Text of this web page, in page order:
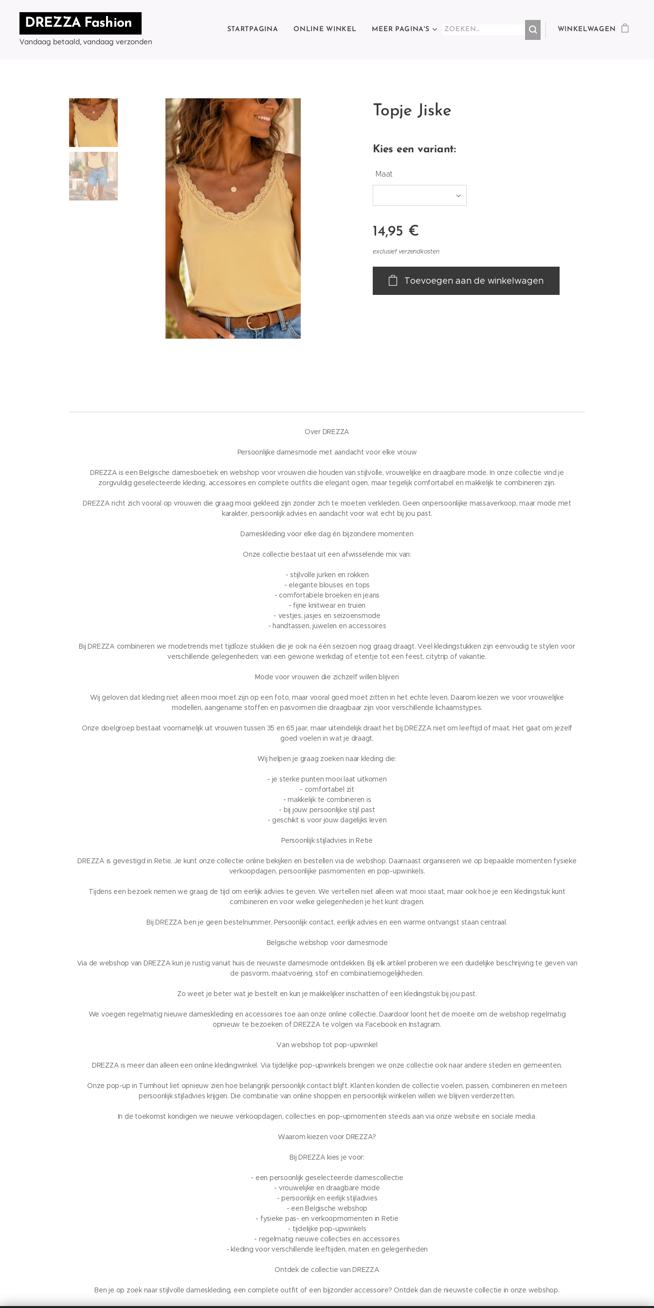
DREZZA Fashion
Vandaag betaald, vandaag verzonden
STARTPAGINA ONLINE WINKEL MEER PAGINA'S WINKELWAGEN
Topje Jiske
Kies een variant:
Maat
14,95 €
exclusief verzendkosten
Toevoegen aan de winkelwagen
Over DREZZA
Persoonlijke damesmode met aandacht voor elke vrouw
DREZZA is een Belgische damesboetiek en webshop voor vrouwen die houden van stijlvolle, vrouwelijke en draagbare mode. In onze collectie vind je
zorgvuldig geselecteerde kleding, accessoires en complete outfits die elegant ogen, maar tegelijk comfortabel en makkelijk te combineren zijn.
DREZZA richt zich vooral op vrouwen die graag mooi gekleed zijn zonder zich te moeten verkleden. Geen onpersoonlijke massaverkoop, maar mode met
karakter, persoonlijk advies en aandacht voor wat echt bij jou past.
Dameskleding voor elke dag én bijzondere momenten
Onze collectie bestaat uit een afwisselende mix van:
- stijlvolle jurken en rokken
- elegante blouses en tops
- comfortabele broeken en jeans
- fijne knitwear en truien
- vestjes, jasjes en seizoensmode
- handtassen, juwelen en accessoires
Bij DREZZA combineren we modetrends met tijdloze stukken die je ook na één seizoen nog graag draagt. Veel kledingstukken zijn eenvoudig te stylen voor
verschillende gelegenheden: van een gewone werkdag of etentje tot een feest, citytrip of vakantie.
Mode voor vrouwen die zichzelf willen blijven
Wij geloven dat kleding niet alleen mooi moet zijn op een foto, maar vooral goed moet zitten in het echte leven. Daarom kiezen we voor vrouwelijke
modellen, aangename stoffen en pasvormen die draagbaar zijn voor verschillende lichaamstypes.
Onze doelgroep bestaat voornamelijk uit vrouwen tussen 35 en 65 jaar, maar uiteindelijk draait het bij DREZZA niet om leeftijd of maat. Het gaat om jezelf
goed voelen in wat je draagt.
Wij helpen je graag zoeken naar kleding die:
- je sterke punten mooi laat uitkomen
- comfortabel zit
- makkelijk te combineren is
- bij jouw persoonlijke stijl past
- geschikt is voor jouw dagelijks leven
Persoonlijk stijladvies in Retie
DREZZA is gevestigd in Retie. Je kunt onze collectie online bekijken en bestellen via de webshop. Daarnaast organiseren we op bepaalde momenten fysieke
verkoopdagen, persoonlijke pasmomenten en pop-upwinkels.
Tijdens een bezoek nemen we graag de tijd om eerlijk advies te geven. We vertellen niet alleen wat mooi staat, maar ook hoe je een kledingstuk kunt
combineren en voor welke gelegenheden je het kunt dragen.
Bij DREZZA ben je geen bestelnummer. Persoonlijk contact, eerlijk advies en een warme ontvangst staan centraal.
Belgische webshop voor damesmode
Via de webshop van DREZZA kun je rustig vanuit huis de nieuwste damesmode ontdekken. Bij elk artikel proberen we een duidelijke beschrijving te geven van
de pasvorm, maatvoering, stof en combinatiemogelijkheden.
Zo weet je beter wat je bestelt en kun je makkelijker inschatten of een kledingstuk bij jou past.
We voegen regelmatig nieuwe dameskleding en accessoires toe aan onze online collectie. Daardoor loont het de moeite om de webshop regelmatig
opnieuw te bezoeken of DREZZA te volgen via Facebook en Instagram.
Van webshop tot pop-upwinkel
DREZZA is meer dan alleen een online kledingwinkel. Via tijdelijke pop-upwinkels brengen we onze collectie ook naar andere steden en gemeenten.
Onze pop-up in Turnhout liet opnieuw zien hoe belangrijk persoonlijk contact blijft. Klanten konden de collectie voelen, passen, combineren en meteen
persoonlijk stijladvies krijgen. Die combinatie van online shoppen en persoonlijk winkelen willen we blijven verderzetten.
In de toekomst kondigen we nieuwe verkoopdagen, collecties en pop-upmomenten steeds aan via onze website en sociale media.
Waarom kiezen voor DREZZA?
Bij DREZZA kies je voor:
- een persoonlijk geselecteerde damescollectie
- vrouwelijke en draagbare mode
- persoonlijk en eerlijk stijladvies
- een Belgische webshop
- fysieke pas- en verkoopmomenten in Retie
- tijdelijke pop-upwinkels
- regelmatig nieuwe collecties en accessoires
- kleding voor verschillende leeftijden, maten en gelegenheden
Ontdek de collectie van DREZZA
Ben je op zoek naar stijlvolle dameskleding, een complete outfit of een bijzonder accessoire? Ontdek dan de nieuwste collectie in onze webshop.